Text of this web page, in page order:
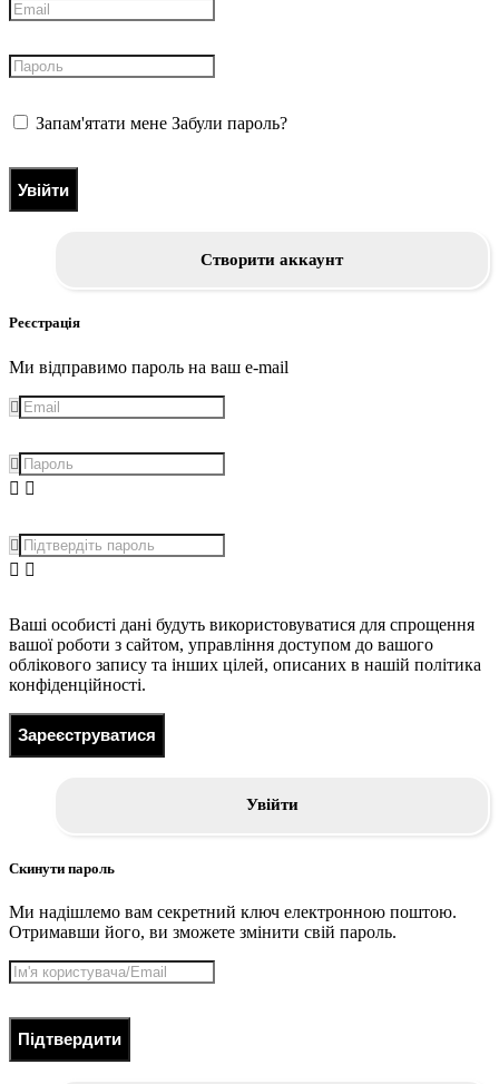
Запам'ятати мене Забули пароль?
Увійти
Створити аккаунт
Реєстрація
Ми відправимо пароль на ваш e-mail
Ваші особисті дані будуть використовуватися для спрощення
вашої роботи з сайтом, управління доступом до вашого
облікового запису та інших цілей, описаних в нашій політика
конфіденційності.
Зареєструватися
Увійти
Скинути пароль
Ми надішлемо вам секретний ключ електронною поштою.
Отримавши його, ви зможете змінити свій пароль.
Підтвердити